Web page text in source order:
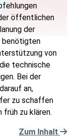
öffentlichen
der
benötigten
von
technische
Bei der
an,
zu schaffen
zu klären.
Zum Inhalt